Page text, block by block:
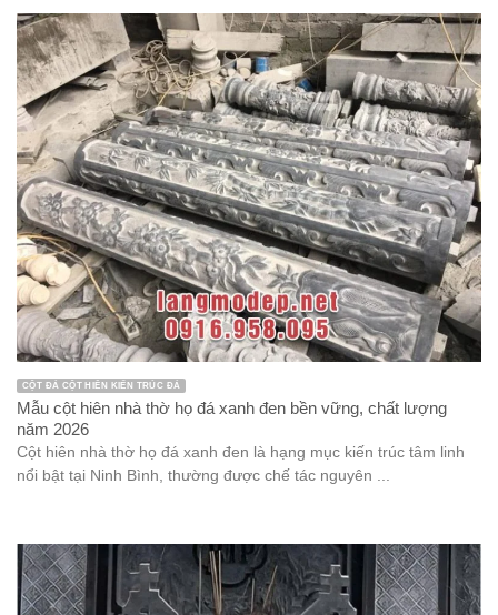
CỘT ĐÁ CỘT HIÊN KIẾN TRÚC ĐÁ
Mẫu cột hiên nhà thờ họ đá xanh đen bền vững, chất lượng
năm 2026
Cột hiên nhà thờ họ đá xanh đen là hạng mục kiến trúc tâm linh
nổi bật tại Ninh Bình, thường được chế tác nguyên ...